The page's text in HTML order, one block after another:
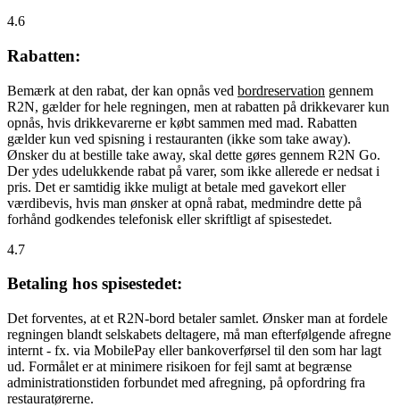
4.6
Rabatten:
Bemærk at den rabat, der kan opnås ved bordreservation gennem
R2N, gælder for hele regningen, men at rabatten på drikkevarer kun
opnås, hvis drikkevarerne er købt sammen med mad. Rabatten
gælder kun ved spisning i restauranten (ikke som take away).
Ønsker du at bestille take away, skal dette gøres gennem R2N Go.
Der ydes udelukkende rabat på varer, som ikke allerede er nedsat i
pris. Det er samtidig ikke muligt at betale med gavekort eller
værdibevis, hvis man ønsker at opnå rabat, medmindre dette på
forhånd godkendes telefonisk eller skriftligt af spisestedet.
4.7
Betaling hos spisestedet:
Det forventes, at et R2N-bord betaler samlet. Ønsker man at fordele
regningen blandt selskabets deltagere, må man efterfølgende afregne
internt - fx. via MobilePay eller bankoverførsel til den som har lagt
ud. Formålet er at minimere risikoen for fejl samt at begrænse
administrationstiden forbundet med afregning, på opfordring fra
restauratørerne.